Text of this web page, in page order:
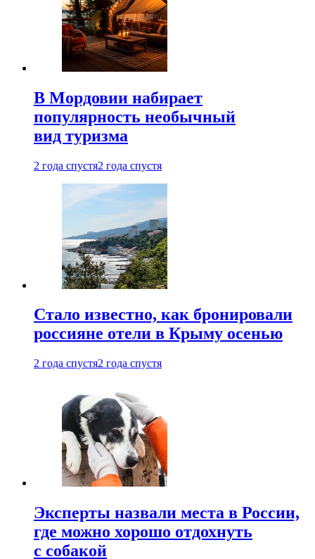
В Мордовии набирает
популярность необычный
вид туризма
2 года спустя2 года спустя
Стало известно, как бронировали
россияне отели в Крыму осенью
2 года спустя2 года спустя
Эксперты назвали места в России,
где можно хорошо отдохнуть
с собакой